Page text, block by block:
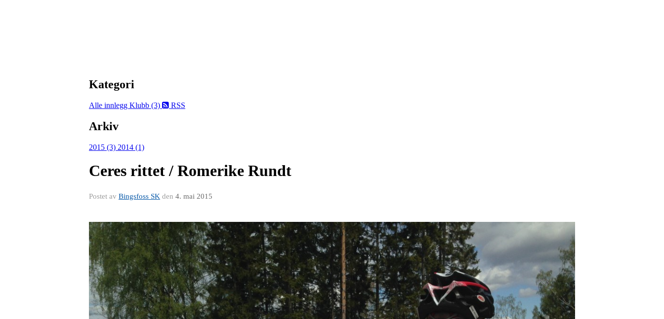
Kategori
Alle innlegg Klubb (3) RSS
Arkiv
2015 (3) 2014 (1)
Ceres rittet / Romerike Rundt
Postet av Bingsfoss SK den 4. mai 2015